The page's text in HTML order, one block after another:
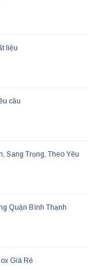
liệu
cầu
Sang Trọng, Theo Yêu
Quận Bình Thạnh
Giá Rẻ